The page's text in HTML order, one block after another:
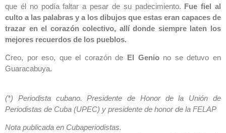
que él no podía faltar a pesar de su padecimiento. Fue fiel al
culto a las palabras y a los dibujos que estas eran capaces de
trazar en el corazón colectivo, allí donde siempre laten los
mejores recuerdos de los pueblos.
Creo, por eso, que el corazón de El Geniono se detuvo en
Guaracabuya.
(*) Periodista cubano. Presidente de Honor de la Unión de
Periodistas de Cuba (UPEC) y presidente de honor de la FELAP
Nota publicada en Cubaperiodistas.